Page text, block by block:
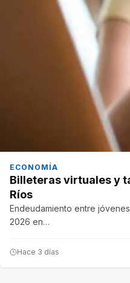
ECONOMÍA
Billeteras virtuales y
Ríos
Endeudamiento entre
2026 en…
Hace 3 días